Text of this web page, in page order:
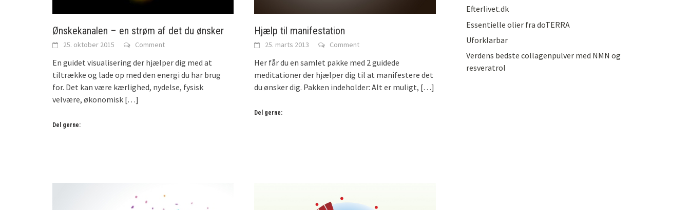
Ønskekanalen – en strøm af det du ønsker
25. oktober 2015 Comment
En guidet visualisering der hjælper dig med at
tiltrække og lade op med den energi du har brug
for. Det kan være kærlighed, nydelse, fysisk
velvære, økonomisk […]
Del gerne:
Hjælp til manifestation
25. marts 2013 Comment
Her får du en samlet pakke med 2 guidede
meditationer der hjælper dig til at manifestere det
du ønsker dig. Pakken indeholder: Alt er muligt, […]
Del gerne:
Efterlivet.dk
Essentielle olier fra doTERRA
Uforklarbar
Verdens bedste collagenpulver med NMN og
resveratrol